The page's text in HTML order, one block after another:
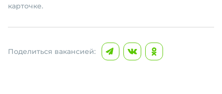
карточке.
Поделиться вакансией: